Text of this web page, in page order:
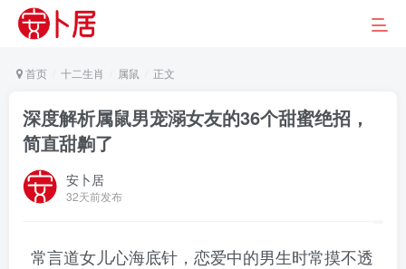
首页 十二生肖 属鼠 正文
深度解析属鼠男宠溺女友的36个甜蜜绝招，
简直甜齁了
安卜居
32天前发布
常言道女儿心海底针，恋爱中的男生时常摸不透